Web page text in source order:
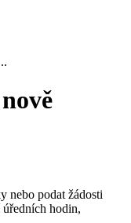
nebo podat žádosti
hodin,